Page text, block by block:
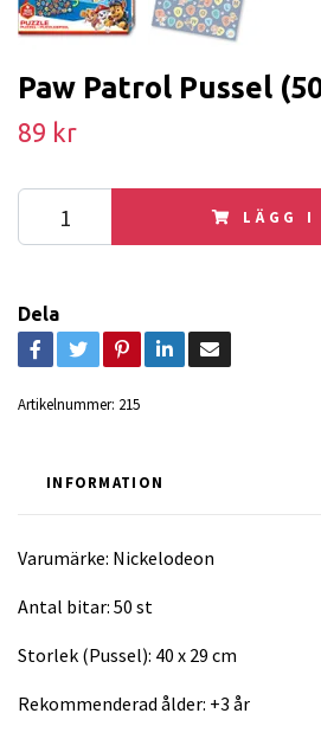
Paw Patrol Pussel
89 kr
LÄGG I
Dela
Artikelnummer: 215
INFORMATION
Varumärke: Nickelodeon
Antal bitar: 50 st
Storlek (Pussel): 40 x 29 cm
Rekommenderad ålder: +3 år